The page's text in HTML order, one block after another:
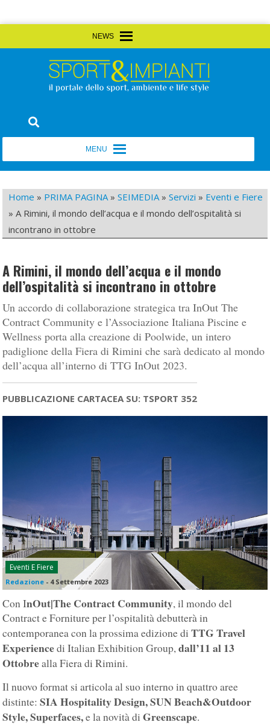
to
Sport&Impianti
Home » PRIMA PAGINA»SEIMEDIA»Servizi » Eventi e Fiere
»A Rimini, il mondo dell’acqua e il mondo dell’ospitalità si
incontrano in ottobre
A Rimini, il mondo dell’acqua e il mondo
dell’ospitalità si incontrano in ottobre
Un accordo di collaborazione strategica tra InOut The
Contract Community e l’Associazione Italiana Piscine e
Wellness porta alla creazione di Poolwide, un intero
padiglione della Fiera di Rimini che sarà dedicato al mondo
dell’acqua all’interno di TTG InOut 2023.
PUBBLICAZIONE CARTACEA SU: TSPORT 352
Eventi E Fiere
Redazione - 4 Settembre 2023
Con InOut|The Contract Community, il mondo del
Contract e Forniture per l’ospitalità debutterà in
contemporanea con la prossima edizione diTTG Travel
Experiencedi Italian Exhibition Group,dall’11 al 13
Ottobrealla Fiera di Rimini.
Il nuovo format si articola al suo interno in quattro aree
distinte:SIA Hospitality Design, SUN Beach&Outdoor
Style, Superfaces,e la novità diGreenscape.